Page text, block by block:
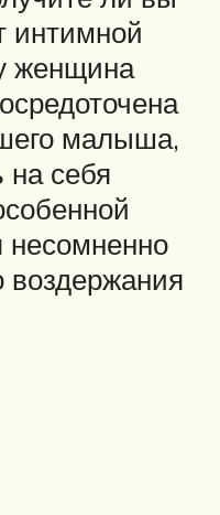
интимной
женщина
малыша,
на себя
несомненно
воздержания